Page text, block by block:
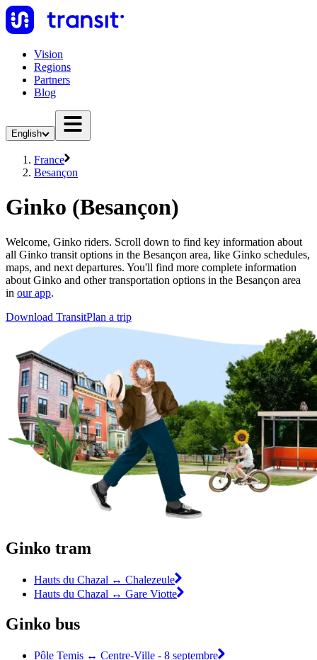
Vision
Regions
Partners
Blog
English
France
Besançon
Ginko (Besançon)
Welcome, Ginko riders. Scroll down to find key information about
all Ginko transit options in the Besançon area, like Ginko schedules,
maps, and next departures. You'll find more complete information
about Ginko and other transportation options in the Besançon area
in our app.
Download TransitPlan a trip
Ginko tram
Hauts du Chazal ↔ Chalezeule
Hauts du Chazal ↔ Gare Viotte
Ginko bus
Pôle Temis ↔ Centre-Ville - 8 septembre